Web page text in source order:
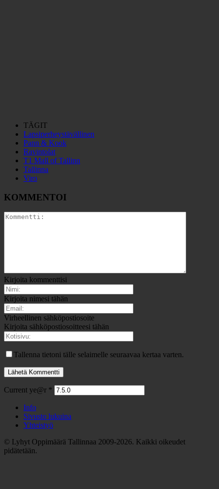
TÄGIT
Lapsiperheystävällinen
Pann & Kook
Ravintolat
T1 Mall of Tallinn
Tallinna
Viro
KOMMENTOI
Kirjoita kommenttisi
Kirjoita nimesi tähän
Virheellinen sähköpostiosoite
Kirjoita sähköpostiosoitteesi tähän
Tallenna tietoni tälle selaimelle seuraavaa kertaa varten.
Current ye@r *
Info
Sivusto lukuina
Yhteistyö
© Lyhyt Oppimäärä Tallinnaa 2009-2026. Kaikki oikeudet
pidätetään.